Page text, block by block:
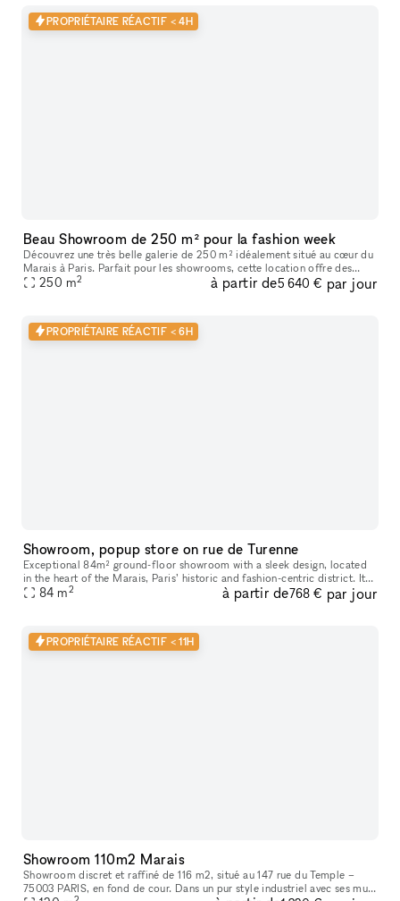
PROPRIÉTAIRE RÉACTIF < 4H
Beau Showroom de 250 m² pour la fashion week
Découvrez une très belle galerie de 250 m² idéalement situé au cœur du
Marais à Paris. Parfait pour les showrooms, cette location offre des
caractéristiques uniques telles que de hauts plafonds, des
250 m2 à partir de5 640 € par jour
PROPRIÉTAIRE RÉACTIF < 6H
Showroom, popup store on rue de Turenne
Exceptional 84m² ground-floor showroom with a sleek design, located
in the heart of the Marais, Paris’ historic and fashion-centric district. Its
prime location and flexible layout make it ideal for
84 m2 à partir de768 € par jour
PROPRIÉTAIRE RÉACTIF < 11H
Showroom 110m2 Marais
Showroom discret et raffiné de 116 m2, situé au 147 rue du Temple –
75003 PARIS, en fond de cour. Dans un pur style industriel avec ses murs